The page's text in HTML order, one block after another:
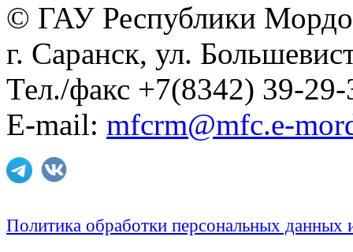
© ГАУ Республики
г. Саранск, ул.
Тел./факс +7(8342) 39-29-
E-mail: mfcrm@mfc.e-
Политика обработки персональных